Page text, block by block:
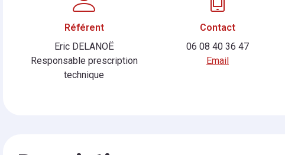
Référent
Eric DELANOË
Responsable prescription
technique
Contact
06 08 40 36 47
Email